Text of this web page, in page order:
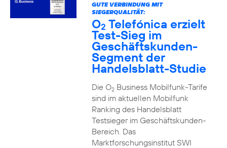
GUTE VERBINDUNG MIT
SIEGERQUALITÄT:
O2 Telefónica erzielt
Test-Sieg im
Geschäftskunden-
Segment der
Handelsblatt-Studie
Die O2Business Mobilfunk-Tarife
sind im aktuellen Mobilfunk
Ranking des Handelsblatt
Testsieger im Geschäftskunden-
Bereich. Das
Marktforschungsinstitut SWI